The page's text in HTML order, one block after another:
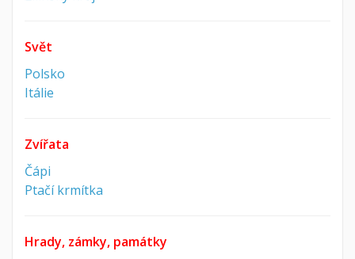
Svět
Polsko
Itálie
Zvířata
Čápi
Ptačí krmítka
Hrady, zámky, památky